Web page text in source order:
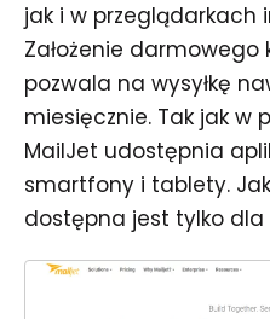
jak i w przeglądarkach
Założenie
pozwala na wysyłkę
miesięcznie. Tak jak w
MailJet udostępnia
smartfony i tablety.
dostępna jest tylko